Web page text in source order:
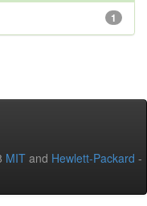
1
MIT and Hewlett-Packard -